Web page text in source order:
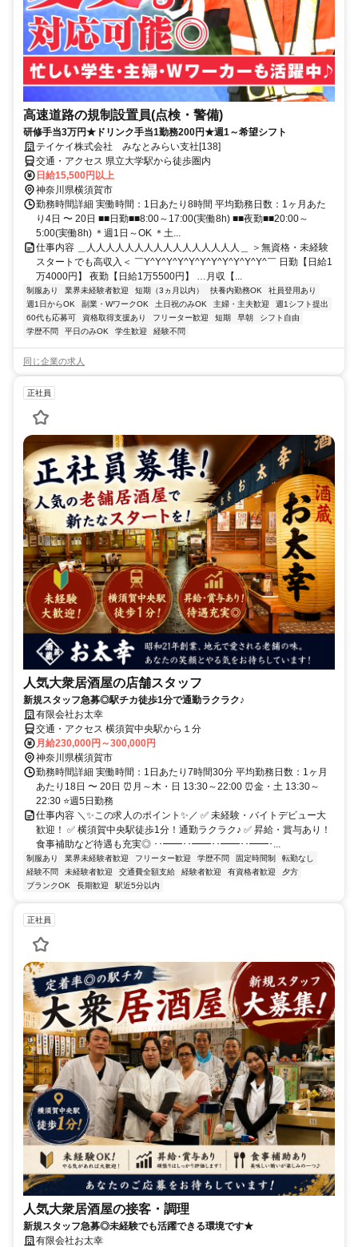
高速道路の規制設置員(点検・警備)
研修手当3万円★ドリンク手当1勤務200円★週1～希望シフト
テイケイ株式会社 みなとみらい支社[138]
交通・アクセス 県立大学駅から徒歩圏内
日給15,500円以上
神奈川県横須賀市
勤務時間詳細 実働時間：1日あたり8時間 平均勤務日数：1ヶ月あた
り4日 〜 20日 ■■日勤■■8:00～17:00(実働8h) ■■夜勤■■20:00～
5:00(実働8h) ＊週1日～OK ＊土...
仕事内容 ＿人人人人人人人人人人人人人人人人＿ ＞無資格・未経験
スタートでも高収入＜ ￣Y^Y^Y^Y^Y^Y^Y^Y^Y^Y^Y^￣ 日勤【日給1
万4000円】 夜勤【日給1万5500円】 …月収【...
制服あり 業界未経験者歓迎 短期（3ヵ月以内） 扶養内勤務OK
社員登用あり
週1日からOK
副業・WワークOK 土日祝のみOK 主婦・主夫歓迎
週1シフト提出
60代も応募可
資格取得支援あり フリーター歓迎 短期 早朝
シフト自由
学歴不問
平日のみOK 学生歓迎 経験不問
同じ企業の求人
正社員
人気大衆居酒屋の店舗スタッフ
新規スタッフ急募◎駅チカ徒歩1分で通勤ラクラク♪
有限会社お太幸
交通・アクセス 横須賀中央駅から１分
月給230,000円～300,000円
神奈川県横須賀市
勤務時間詳細 実働時間：1日あたり7時間30分 平均勤務日数：1ヶ月
あたり18日 〜 20日 ⏰月～木・日 13:30～22:00 ⏰金・土 13:30～
22:30 ⭐週5日勤務
仕事内容 ＼✨この求人のポイント✨／ ✅ 未経験・バイトデビュー大
歓迎！ ✅ 横須賀中央駅徒歩1分！通勤ラクラク♪ ✅ 昇給・賞与あり！
食事補助など待遇も充実◎ ･･━━･･━━･･━━･･━━･...
制服あり 業界未経験者歓迎 フリーター歓迎 学歴不問 固定時間制
転勤なし
経験不問
未経験者歓迎 交通費全額支給 経験者歓迎 有資格者歓迎
夕方
ブランクOK
長期歓迎 駅近5分以内
正社員
人気大衆居酒屋の接客・調理
新規スタッフ急募◎未経験でも活躍できる環境です★
有限会社お太幸